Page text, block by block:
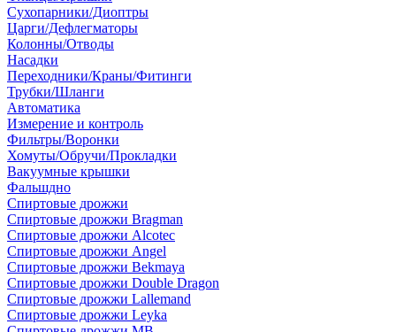
Сухопарники/Диоптры
Царги/Дефлегматоры
Колонны/Отводы
Насадки
Переходники/Краны/Фитинги
Трубки/Шланги
Автоматика
Измерение и контроль
Фильтры/Воронки
Хомуты/Обручи/Прокладки
Вакуумные крышки
Фальшдно
Спиртовые дрожжи
Спиртовые дрожжи Bragman
Спиртовые дрожжи Alcotec
Спиртовые дрожжи Angel
Спиртовые дрожжи Bekmaya
Спиртовые дрожжи Double Dragon
Спиртовые дрожжи Lallemand
Спиртовые дрожжи Leyka